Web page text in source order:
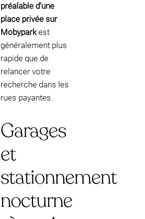
préalable d’une
place privée sur
Mobyparkest
généralement plus
rapide que de
relancer votre
recherche dans les
rues payantes.
Garages
et
stationnement
nocturne